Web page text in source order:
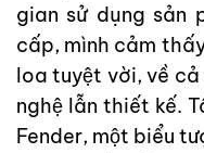
gian sử dụng sản
cấp, mình cảm
loa tuyệt vời, về
nghệ lẫn thiết kế.
Fender, một biểu